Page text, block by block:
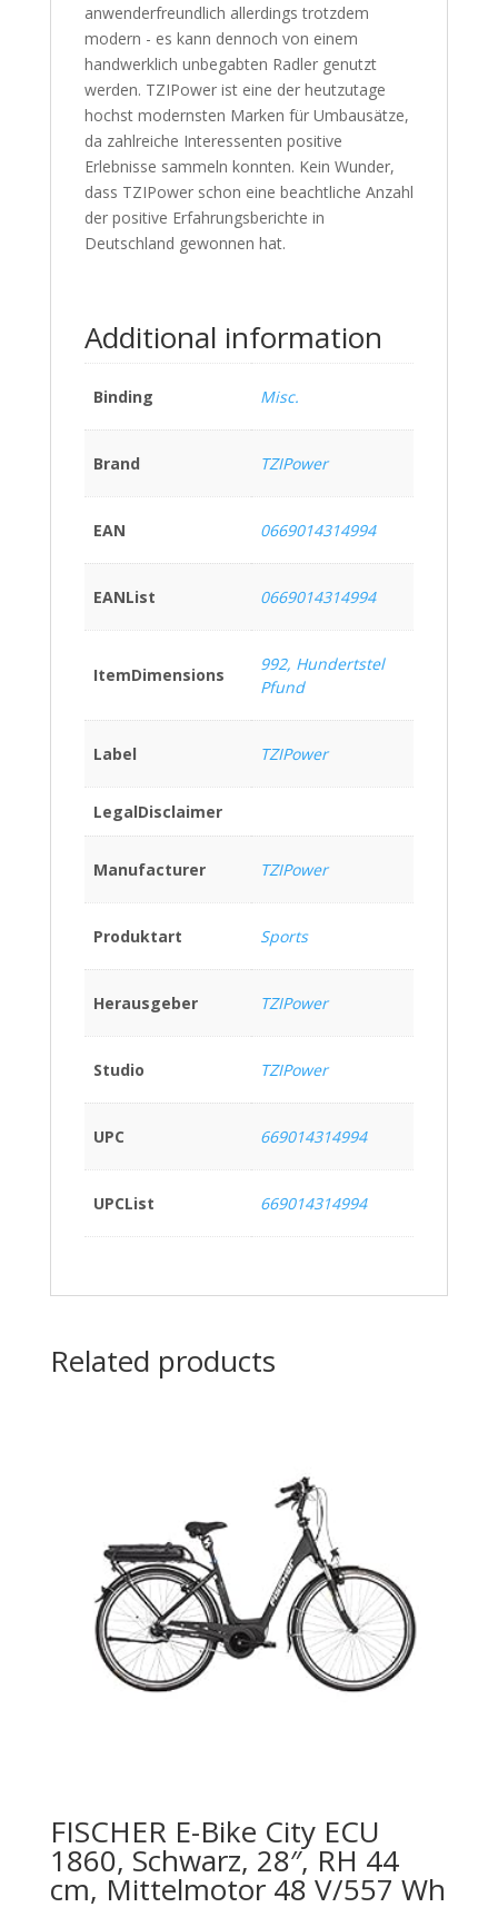
anwenderfreundlich allerdings trotzdem
modern - es kann dennoch von einem
handwerklich unbegabten Radler genutzt
werden. TZIPower ist eine der heutzutage
hochst modernsten Marken für Umbausätze,
da zahlreiche Interessenten positive
Erlebnisse sammeln konnten. Kein Wunder,
dass TZIPower schon eine beachtliche Anzahl
der positive Erfahrungsberichte in
Deutschland gewonnen hat.
Additional information
Binding Misc.
Brand TZIPower
EAN 0669014314994
EANList 0669014314994
ItemDimensions
992, Hundertstel
Pfund
Label TZIPower
LegalDisclaimer
Manufacturer TZIPower
Produktart Sports
Herausgeber TZIPower
Studio TZIPower
UPC 669014314994
UPCList 669014314994
Related products
FISCHER E-Bike City ECU
1860, Schwarz, 28″, RH 44
cm, Mittelmotor 48 V/557 Wh